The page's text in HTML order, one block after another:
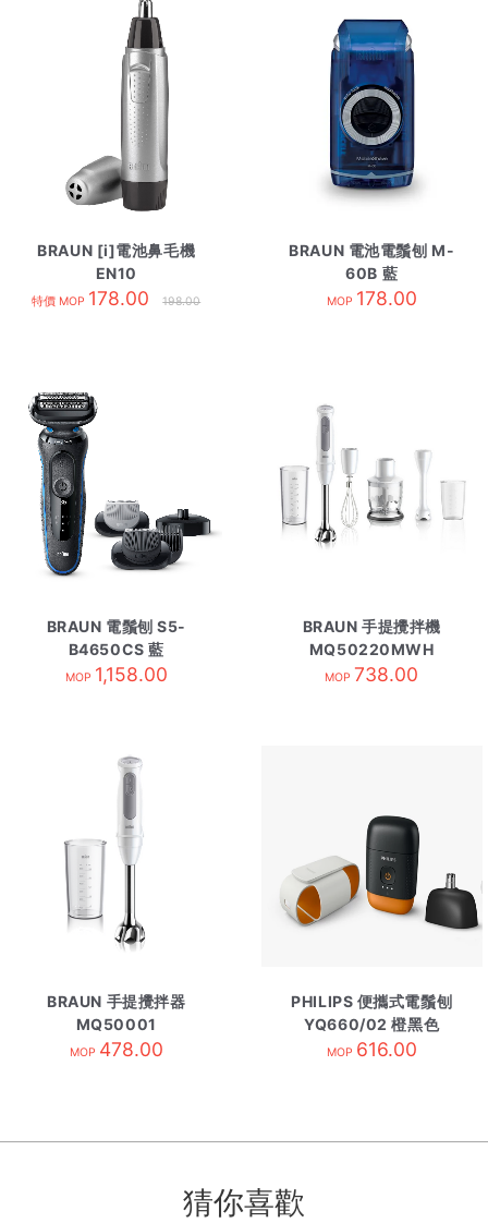
BRAUN [i]電池鼻毛機
EN10
特價 MOP 178.00 198.00
BRAUN 電池電鬚刨 M-
60B 藍
MOP 178.00
BRAUN 電鬚刨 S5-
B4650CS 藍
MOP 1,158.00
BRAUN 手提攪拌機
MQ50220MWH
MOP 738.00
BRAUN 手提攪拌器
MQ50001
MOP 478.00
PHILIPS 便攜式電鬚刨
YQ660/02 橙黑色
MOP 616.00
猜你喜歡